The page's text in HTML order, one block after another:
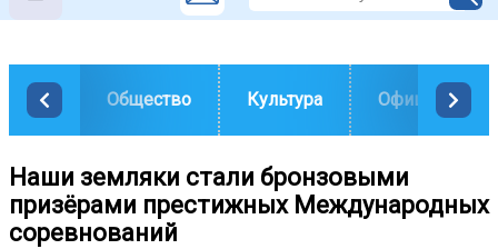
Общество Культура Официально
Наши земляки стали бронзовыми
призёрами престижных Международных
соревнований